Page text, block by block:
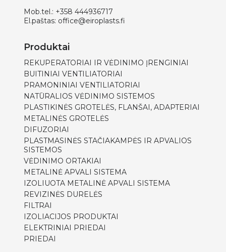
Mob.tel.: +358 444936717
El.paštas: office@eiroplasts.fi
Produktai
REKUPERATORIAI IR VĖDINIMO ĮRENGINIAI
BUITINIAI VENTILIATORIAI
PRAMONINIAI VENTILIATORIAI
NATŪRALIOS VĖDINIMO SISTEMOS
PLASTIKINĖS GROTELĖS, FLANŠAI, ADAPTERIAI
METALINĖS GROTELĖS
DIFUZORIAI
PLASTMASINĖS STAČIAKAMPĖS IR APVALIOS
SISTEMOS
VĖDINIMO ORTAKIAI
METALINĖ APVALI SISTEMA
IZOLIUOTA METALINĖ APVALI SISTEMA
REVIZINĖS DURELĖS
FILTRAI
IZOLIACIJOS PRODUKTAI
ELEKTRINIAI PRIEDAI
PRIEDAI